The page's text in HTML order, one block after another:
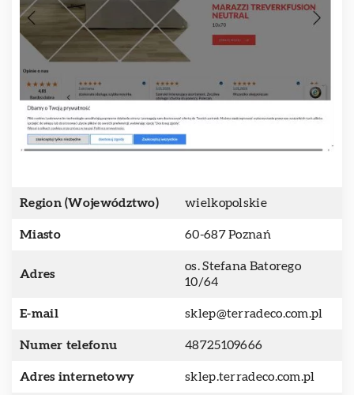
Region (Województwo) wielkopolskie
Miasto 60-687 Poznań
Adres
os. Stefana Batorego
10/64
E-mail sklep@terradeco.com.pl
Numer telefonu 48725109666
Adres internetowy sklep.terradeco.com.pl